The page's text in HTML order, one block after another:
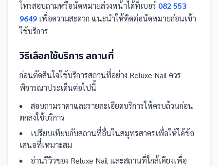
โทรสอบถามหรือนัดหมายล่วงหน้าได้ที่เบอร์ 082 553
9649 เพื่อความสะดวก แนะนำให้ติดต่อนัดหมายก่อนเข้า
ใช้บริการ
วิธีเลือกใช้บริการ สถานที่
ก่อนตัดสินใจใช้บริการสถานที่อย่าง Reluxe Nail ควร
พิจารณาประเด็นต่อไปนี้
สอบถามราคาและรายละเอียดบริการให้ครบถ้วนก่อน
ตกลงใช้บริการ
เปรียบเทียบกับสถานที่อื่นในสมุทรสาครเพื่อให้ได้ข้อ
เสนอที่เหมาะสม
อ่านรีวิวของ Reluxe Nail และสถานที่ใกล้เคียงเพื่อ